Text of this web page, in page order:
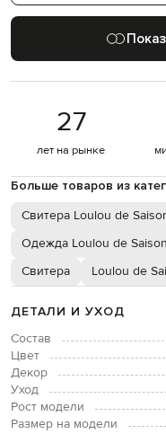
27
лет на рынке
Больше товаров из
Свитера Loulou de
Одежда Loulou de Saison
Свитера
Loulou de
ДЕТАЛИ И УХОД
Состав
Цвет
Декор
Уход
Рост модели
Размер на модели